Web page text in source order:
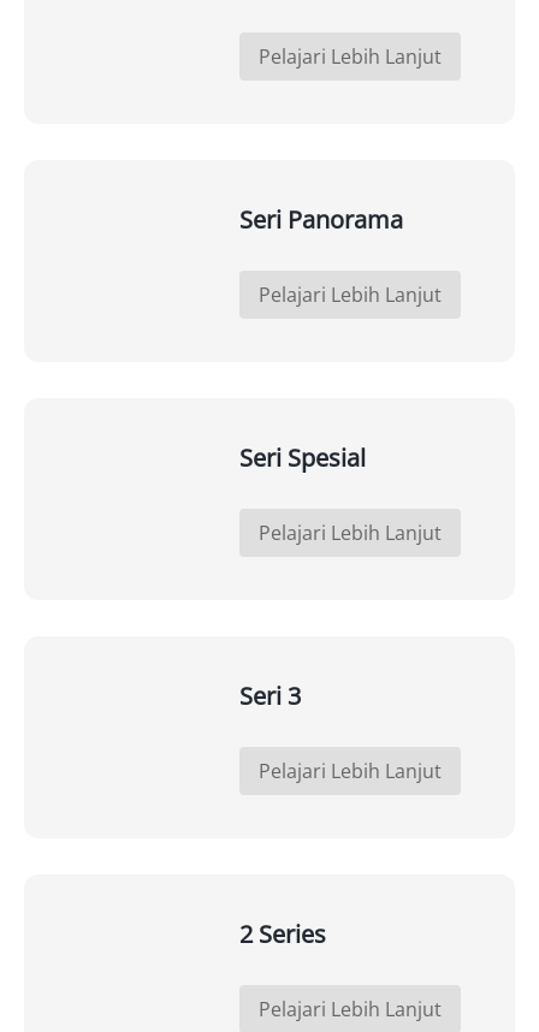
Pelajari Lebih Lanjut
Seri Panorama
Pelajari Lebih Lanjut
Seri Spesial
Pelajari Lebih Lanjut
Seri 3
Pelajari Lebih Lanjut
2 Series
Pelajari Lebih Lanjut